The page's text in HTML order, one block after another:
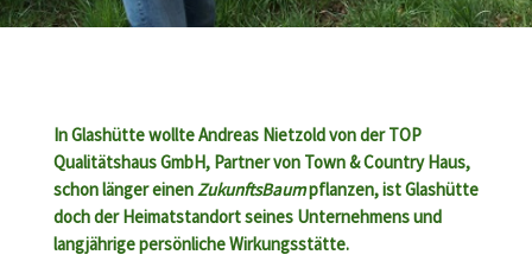
In Glashütte wollte Andreas Nietzold von der TOP
Qualitätshaus GmbH, Partner von Town & Country Haus,
schon länger einenZukunftsBaumpflanzen, ist Glashütte
doch der Heimatstandort seines Unternehmens und
langjährige persönliche Wirkungsstätte.